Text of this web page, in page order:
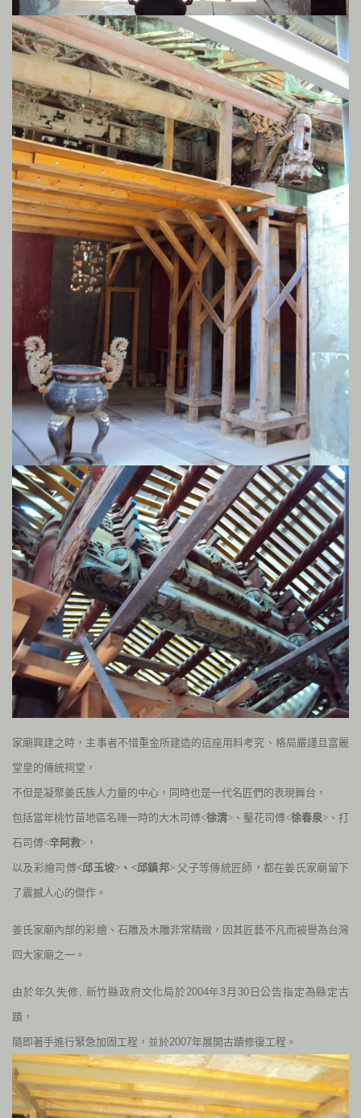
家廟興建之時，主事者不惜重金所建造的這座用料考究、格局嚴謹且富麗
堂皇的傳統祠堂，
不但是凝聚姜氏族人力量的中心，同時也是一代名匠們的表現舞台，
包括當年桃竹苗地區名噪一時的大木司傅<徐清>、鑿花司傅<徐春泉>、打
石司傅<辛阿救>，
以及彩繪司傅<邱玉坡>、<邱鎮邦> 父子等傳統匠師，都在姜氏家廟留下
了震撼人心的傑作。
姜氏家廟內部的彩繪、石雕及木雕非常精緻，因其匠藝不凡而被譽為台灣
四大家廟之一。
由於年久失修, 新竹縣政府文化局於2004年3月 30日公告指定為縣定古
蹟，
隨即著手進行緊急加固工程， 並於2007年展開古蹟修復工程。